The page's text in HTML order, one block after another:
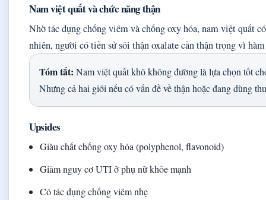
Nam việt quất và chức năng thận
Nhờ tác dụng chống viêm và chống oxy hóa, nam việt quất
nhiên, người có tiền sử sỏi thận oxalate cần thận trọng vì
Tóm tắt: Nam việt quất khô không đường là lựa chọn tốt
Nhưng cả hai giới nếu có vấn đề về thận hoặc đang dùng
Upsides
Giàu chất chống oxy hóa (polyphenol, flavonoid)
Giảm nguy cơ UTI ở phụ nữ khỏe mạnh
Có tác dụng chống viêm nhẹ